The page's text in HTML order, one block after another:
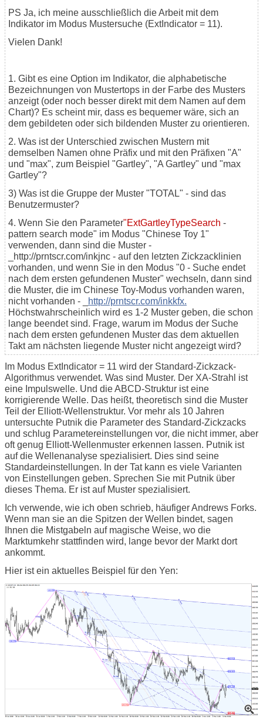
PS Ja, ich meine ausschließlich die Arbeit mit dem
Indikator im Modus Mustersuche (ExtIndicator = 11).
Vielen Dank!
1. Gibt es eine Option im Indikator, die alphabetische
Bezeichnungen von Mustertops in der Farbe des Musters
anzeigt (oder noch besser direkt mit dem Namen auf dem
Chart)? Es scheint mir, dass es bequemer wäre, sich an
dem gebildeten oder sich bildenden Muster zu orientieren.
2. Was ist der Unterschied zwischen Mustern mit
demselben Namen ohne Präfix und mit den Präfixen "A"
und "max", zum Beispiel "Gartley", "A Gartley" und "max
Gartley"?
3) Was ist die Gruppe der Muster "TOTAL" - sind das
Benutzermuster?
4. Wenn Sie den Parameter"ExtGartleyTypeSearch -
pattern search mode" im Modus "Chinese Toy 1"
verwenden, dann sind die Muster -
_http://prntscr.com/inkjnc - auf den letzten Zickzacklinien
vorhanden, und wenn Sie in den Modus "0 - Suche endet
nach dem ersten gefundenen Muster" wechseln, dann sind
die Muster, die im Chinese Toy-Modus vorhanden waren,
nicht vorhanden - _
http://prntscr.com/inkkfx.
Höchstwahrscheinlich wird es 1-2 Muster geben, die schon
lange beendet sind. Frage, warum im Modus der Suche
nach dem ersten gefundenen Muster das dem aktuellen
Takt am nächsten liegende Muster nicht angezeigt wird?
Im Modus ExtIndicator = 11 wird der Standard-Zickzack-
Algorithmus verwendet. Was sind Muster. Der XA-Strahl ist
eine Impulswelle. Und die ABCD-Struktur ist eine
korrigierende Welle. Das heißt, theoretisch sind die Muster
Teil der Elliott-Wellenstruktur. Vor mehr als 10 Jahren
untersuchte Putnik die Parameter des Standard-Zickzacks
und schlug Parametereinstellungen vor, die nicht immer, aber
oft genug Elliott-Wellenmuster erkennen lassen. Putnik ist
auf die Wellenanalyse spezialisiert. Dies sind seine
Standardeinstellungen. In der Tat kann es viele Varianten
von Einstellungen geben. Sprechen Sie mit Putnik über
dieses Thema. Er ist auf Muster spezialisiert.
Ich verwende, wie ich oben schrieb, häufiger Andrews Forks.
Wenn man sie an die Spitzen der Wellen bindet, sagen
Ihnen die Mistgabeln auf magische Weise, wo die
Marktumkehr stattfinden wird, lange bevor der Markt dort
ankommt.
Hier ist ein aktuelles Beispiel für den Yen: